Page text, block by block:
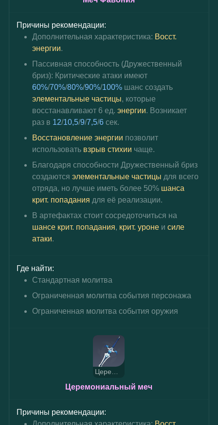
Причины рекомендации:
Дополнительная характеристика: Восст.
энергии.
Пассивная способность (Дружественный
бриз): Критические атаки имеют
60%/70%/80%/90%/100% шанс создать
элементальные частицы, которые
восстанавливают 6 ед. энергии. Возникает
раз в 12/10,5/9/7,5/6 сек.
Восстановление энергии позволит
использовать взрыв стихии чаще.
Благодаря способности Дружественный бриз
создаются элементальные частицы для всего
отряда, но лучше иметь более 50% шанса
крит. попадания для её реализации.
В артефактах стоит сосредоточиться на
шансе крит. попадания, крит. уроне и силе
атаки.
Где найти:
Стандартная молитва
Ограниченная молитва события персонажа
Ограниченная молитва события оружия
Церемониальный меч
Церемониальный меч
Причины рекомендации: